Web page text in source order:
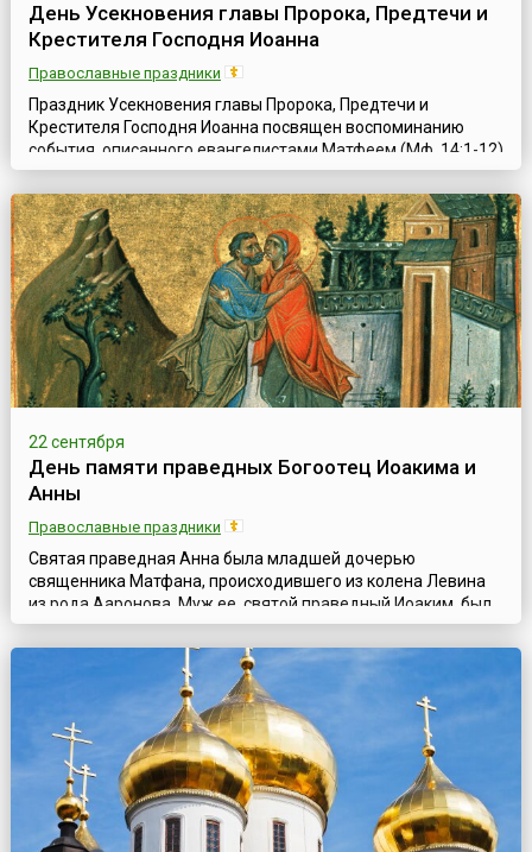
День Усекновения главы Пророка, Предтечи и
Крестителя Господня Иоанна
Православные праздники
Праздник Усекновения главы Пророка, Предтечи и
Крестителя Господня Иоанна посвящен воспоминанию
события, описанного евангелистами Матфеем (Мф. 14:1-12)
и Марком (Мк. 6:14-29). Святой Иоанн Креститель был
заключен в темницу Иродом Антипой, правителем
Галилеи, потому что открыто обличал Ирода за то, что,
оставив законную жену, дочь аравийского царя Арефы, он
беззаконно сожительствовал с Иродиадо...
22 сентября
День памяти праведных Богоотец Иоакима и
Анны
Православные праздники
Святая праведная Анна была младшей дочерью
священника Матфана, происходившего из колена Левина
из рода Ааронова. Муж ее, святой праведный Иоаким, был
родом из колена Иудина, из дома царя Давида. По
древнему обетованию, из рода Давидова должен был
произойти Мессия. Супруги жили в Назарете Галилейском.
Ежегодно они отдавали две трети своих доходов в
Иерусалимский храм и бедным. По особому Промыслу Б...